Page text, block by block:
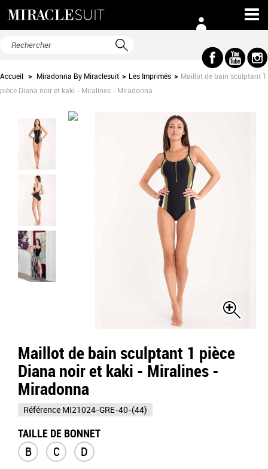
Accueil > Miradonna By Miraclesuit > Les Imprimés > Maillot de bain sculptant 1
pièce Diana noir et kaki - Miralines - Miradonna
Maillot de bain sculptant 1 pièce
Diana noir et kaki - Miralines -
Miradonna
Référence MI21024-GRE-40-(44)
TAILLE DE BONNET
B C D